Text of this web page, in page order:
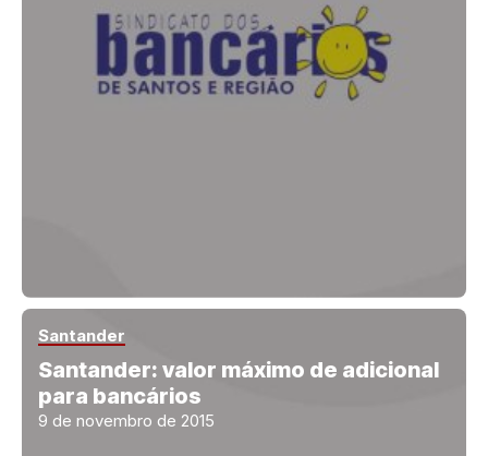
Santander
Santander: valor máximo de adicional
para bancários
9 de novembro de 2015